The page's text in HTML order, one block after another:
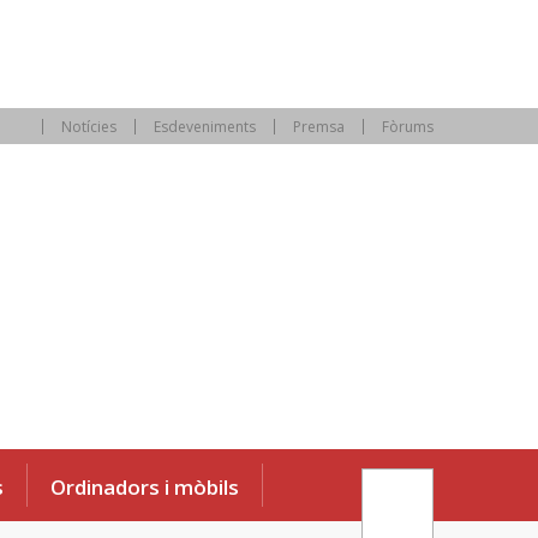
Notícies Esdeveniments Premsa Fòrums
Ordinadors i mòbils